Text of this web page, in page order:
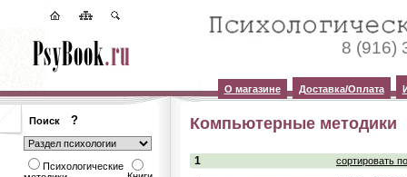
8 (916)
О магазине Доставка/Оплата
Поиск ?
Психологические
Компьютерные методики
1 сортировать